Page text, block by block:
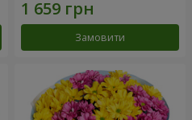
Замовити